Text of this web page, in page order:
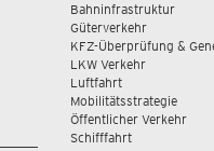
Bahninfrastruktur
Güterverkehr
KFZ-Überprüfung &
LKW Verkehr
Luftfahrt
Mobilitätsstrategie
Öffentlicher Verkehr
Schifffahrt